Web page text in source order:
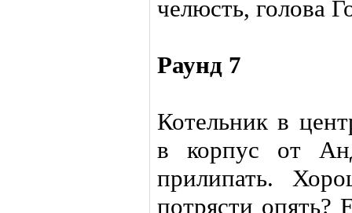
челюсть, голова
Раунд 7
Котельник в
в корпус от
прилипать.
потрясти опять?